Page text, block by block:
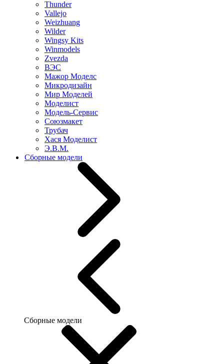
Thunder
Vallejo
Weizhuang
Wilder
Wingsy Kits
Winmodels
Zvezda
ВЭС
Мажор Моделс
Микродизайн
Мир Моделей
Моделист
Модель-Сервис
Союзмакет
Трубач
Хася Моделист
Э.В.М.
Сборные модели
Сборные модели